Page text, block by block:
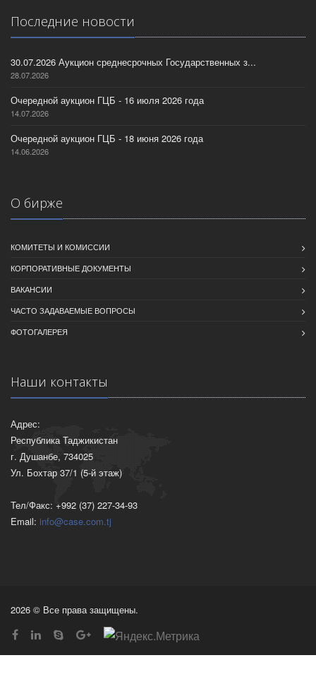
Последние новости
30.07.2026 Аукцион среднесрочных Государственных з...
28.07.2026
Очередной аукцион ГЦБ - 16 июля 2026 года
14.07.2026
Очередной аукцион ГЦБ - 18 июня 2026 года
14.06.2026
О бирже
КОМИТЕТЫ И КОМИССИИ
КОРПОРАТИВНЫЕ ДОКУМЕНТЫ
ВАКАНСИИ
ЧАСТО ЗАДАВАЕМЫЕ ВОПРОСЫ
ФОТОГАЛЕРЕЯ
Наши контакты
Адрес:
Республика Таджикистан
г. Душанбе, 734025
Ул. Бохтар 37/1 (5-й этаж)
Тел/Факс: +992 (37) 227-34-93
Email: info@case.com.tj
2026 © Все права защищены.